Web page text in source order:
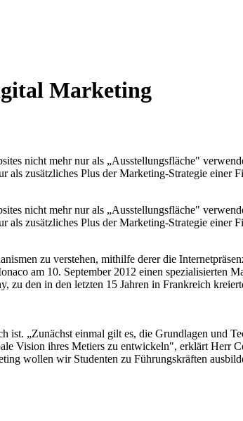
Marketing
nicht mehr nur als „Ausstellungsfläche"
zusätzliches Plus der Marketing-Strategie einer
nicht mehr nur als „Ausstellungsfläche"
zusätzliches Plus der Marketing-Strategie einer
zu verstehen, mithilfe derer die
am 10. September 2012 einen spezialisierten
zu den in den letzten 15 Jahren in Frankreich
ist. „Zunächst einmal gilt es, die Grundlagen und
Vision ihres Metiers zu entwickeln", erklärt Herr
wollen wir Studenten zu Führungskräften